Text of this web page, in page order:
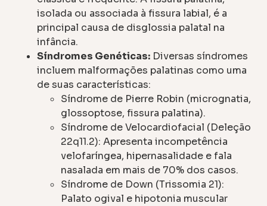
isolada ou associada à fissura labial, é a
principal causa de disglossia palatal na
infância.
Síndromes Genéticas: Diversas síndromes
incluem malformações palatinas como uma
de suas características:
Síndrome de Pierre Robin (micrognatia,
glossoptose, fissura palatina).
Síndrome de Velocardiofacial (Deleção
22q11.2): Apresenta incompetência
velofaríngea, hipernasalidade e fala
nasalada em mais de 70% dos casos.
Síndrome de Down (Trissomia 21):
Palato ogival e hipotonia muscular